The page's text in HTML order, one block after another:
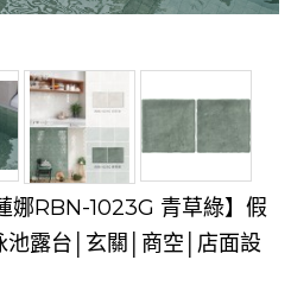
娜RBN-1023G 青草綠】假
露台│玄關│商空│店面設